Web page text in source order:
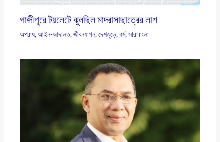
গাজীপুরে টয়লেটে ঝুলছিল মাদরাসাছাত্রের লাশ
অপরাধ,আইন-আদালত,জীবনযাপন,দেশজুড়ে, ধর্ম,সারাবাংলা